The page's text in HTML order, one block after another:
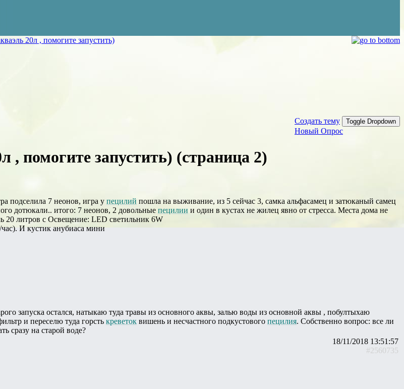
20л , помогите запустить)
Создать тему Toggle Dropdown
Новый Опрос
, помогите запустить) (страница 2)
подселила 7 неонов, игра у пецилий пошла на выживание, из 5 сейчас 3, самка альфасамец и затюканый самец
дотюкали.. итого: 7 неонов, 2 довольные пецилии и один в кустах не жилец явно от стресса. Места дома не
20 литров с Освещение: LED светильник 6W
И кустик анубиаса мини
запуска остался, натыкаю туда травы из основного аквы, залью воды из основной аквы , побултыхаю
и переселю туда горсть креветок вишень и несчастного подкустового пецилия. Собственно вопрос: все ли
сразу на старой воде?
18/11/2018 13:51:57
#2560735